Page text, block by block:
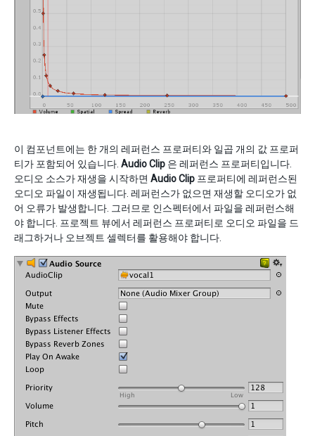
이 컴포넌트에는 한 개의 레퍼런스 프로퍼티와 일곱 개의 값 프로퍼
티가 포함되어 있습니다. Audio Clip 은 레퍼런스 프로퍼티입니다.
오디오 소스가 재생을 시작하면 Audio Clip 프로퍼티에 레퍼런스된
오디오 파일이 재생됩니다. 레퍼런스가 없으면 재생할 오디오가 없
어 오류가 발생합니다. 그러므로 인스펙터에서 파일을 레퍼런스해
야 합니다. 프로젝트 뷰에서 레퍼런스 프로퍼티로 오디오 파일을 드
래그하거나 오브젝트 셀렉터를 활용해야 합니다.